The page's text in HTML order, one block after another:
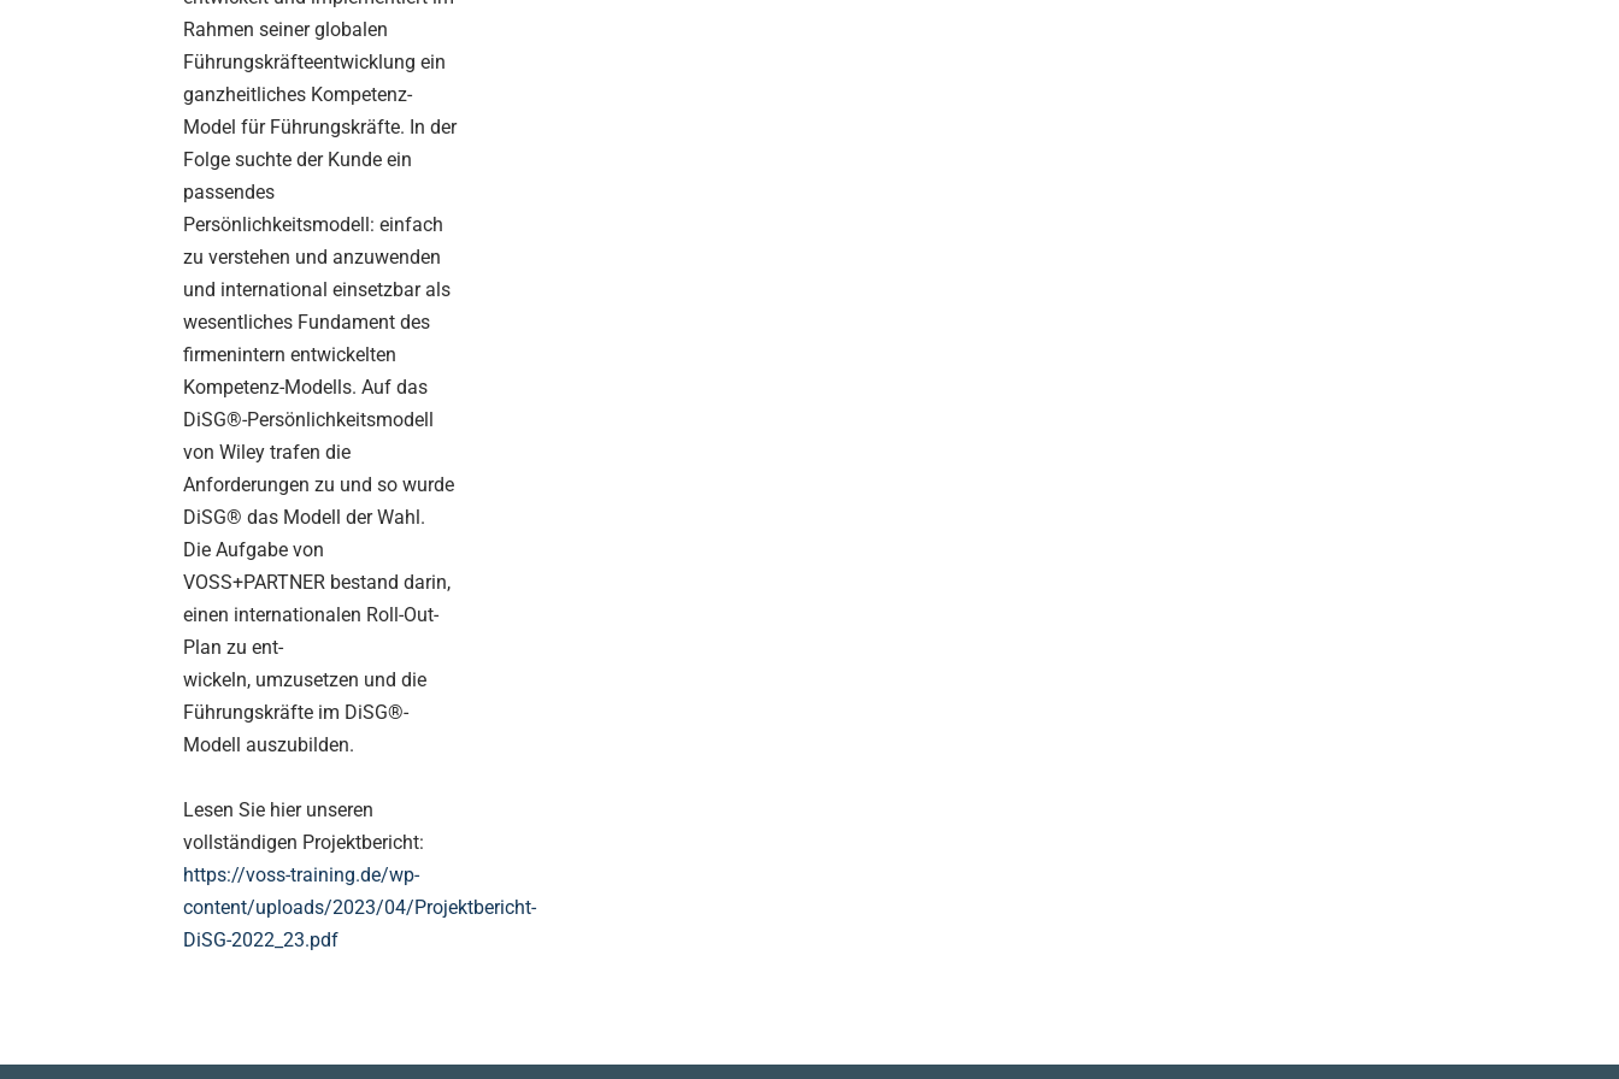
Rahmen seiner globalen
Führungskräfteentwicklung ein
ganzheitliches Kompetenz-
Model für Führungskräfte. In der
Folge suchte der Kunde ein
passendes
Persönlichkeitsmodell: einfach
zu verstehen und anzuwenden
und international einsetzbar als
wesentliches Fundament des
firmenintern entwickelten
Kompetenz-Modells. Auf das
DiSG®-Persönlichkeitsmodell
von Wiley trafen die
Anforderungen zu und so wurde
DiSG® das Modell der Wahl.
Die Aufgabe von
VOSS+PARTNER bestand darin,
einen internationalen Roll-Out-
Plan zu ent-
wickeln, umzusetzen und die
Führungskräfte im DiSG®-
Modell auszubilden.
Lesen Sie hier unseren
vollständigen Projektbericht:
https://voss-training.de/wp-
content/uploads/2023/04/Projektbericht-
DiSG-2022_23.pdf